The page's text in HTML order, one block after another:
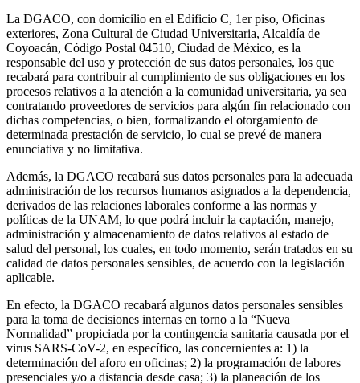
La DGACO, con domicilio en el Edificio C, 1er piso, Oficinas
exteriores, Zona Cultural de Ciudad Universitaria, Alcaldía de
Coyoacán, Código Postal 04510, Ciudad de México, es la
responsable del uso y protección de sus datos personales, los que
recabará para contribuir al cumplimiento de sus obligaciones en los
procesos relativos a la atención a la comunidad universitaria, ya sea
contratando proveedores de servicios para algún fin relacionado con
dichas competencias, o bien, formalizando el otorgamiento de
determinada prestación de servicio, lo cual se prevé de manera
enunciativa y no limitativa.
Además, la DGACO recabará sus datos personales para la adecuada
administración de los recursos humanos asignados a la dependencia,
derivados de las relaciones laborales conforme a las normas y
políticas de la UNAM, lo que podrá incluir la captación, manejo,
administración y almacenamiento de datos relativos al estado de
salud del personal, los cuales, en todo momento, serán tratados en su
calidad de datos personales sensibles, de acuerdo con la legislación
aplicable.
En efecto, la DGACO recabará algunos datos personales sensibles
para la toma de decisiones internas en torno a la “Nueva
Normalidad” propiciada por la contingencia sanitaria causada por el
virus SARS-CoV-2, en específico, las concernientes a: 1) la
determinación del aforo en oficinas; 2) la programación de labores
presenciales y/o a distancia desde casa; 3) la planeación de los